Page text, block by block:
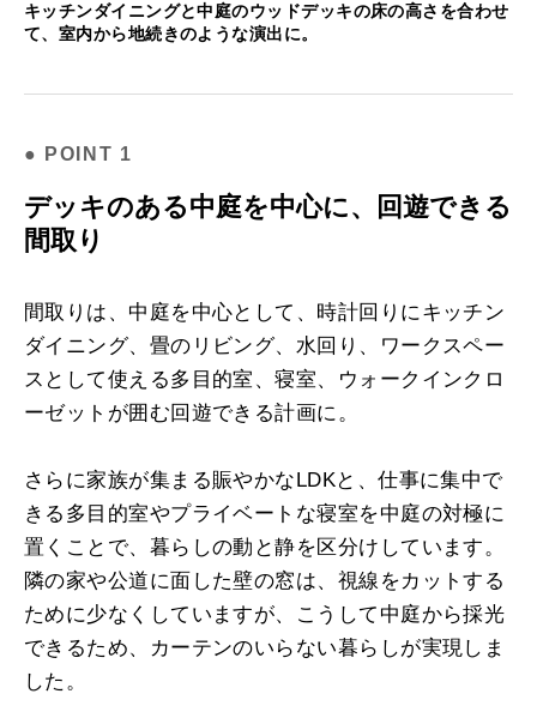
キッチンダイニングと中庭のウッドデッキの床の高さを合わせ
て、室内から地続きのような演出に。
デッキのある中庭を中心に、回遊できる
間取り
間取りは、中庭を中心として、時計回りにキッチン
ダイニング、畳のリビング、水回り、ワークスペー
スとして使える多目的室、寝室、ウォークインクロ
ーゼットが囲む回遊できる計画に。
さらに家族が集まる賑やかなLDKと、仕事に集中で
きる多目的室やプライベートな寝室を中庭の対極に
置くことで、暮らしの動と静を区分けしています。
隣の家や公道に面した壁の窓は、視線をカットする
ために少なくしていますが、こうして中庭から採光
できるため、カーテンのいらない暮らしが実現しま
した。